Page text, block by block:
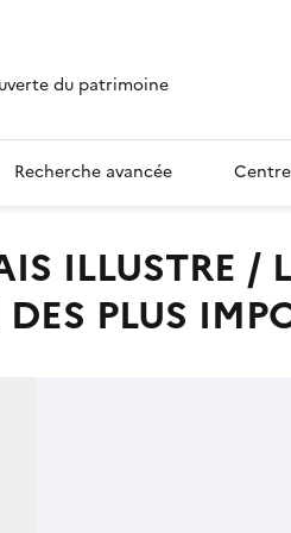
du patrimoine
Recherche avancée
PLUS